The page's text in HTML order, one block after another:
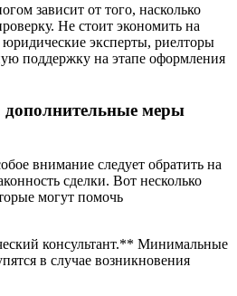
зависит от того, насколько
Не стоит экономить на
эксперты, риелторы
поддержку на этапе оформления
дополнительные меры
внимание следует обратить на
сделки. Вот несколько
могут помочь
консультант.** Минимальные
в случае возникновения